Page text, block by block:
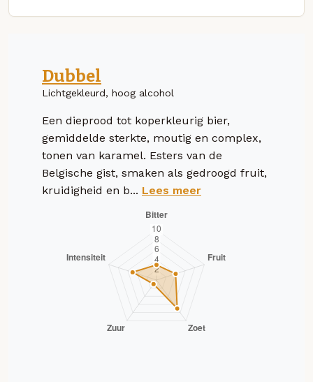
Dubbel
Lichtgekleurd, hoog alcohol
Een dieprood tot koperkleurig bier,
gemiddelde sterkte, moutig en complex,
tonen van karamel. Esters van de
Belgische gist, smaken als gedroogd fruit,
kruidigheid en b... Lees meer